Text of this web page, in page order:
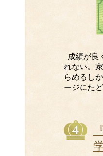
成績が良
れない。
らめるし
ージにた